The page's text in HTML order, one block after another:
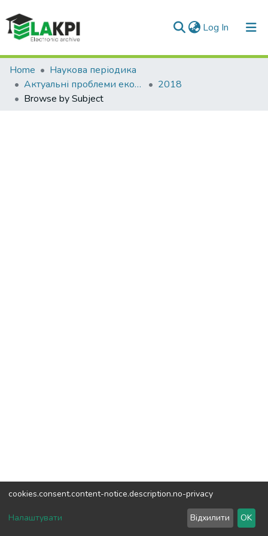
Log In (current)
Communities & Collections
All of DSpace
Home
Наукова періодика
Актуальні проблеми економіки та управління
2018
Browse by Subject
DSpace software copyright © 2002-2026LYRASIS
Send Feedback
cookies.consent.content-notice.description.no-privacy
Налаштувати Відхилити OK